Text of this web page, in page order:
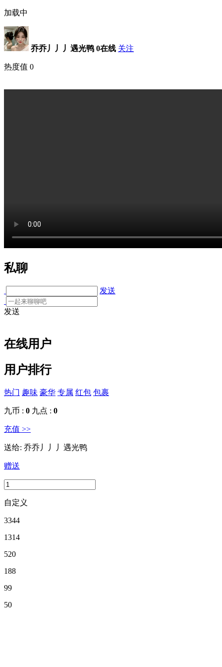
加载中
乔乔丿丿丿遇光鸭 0在线 关注
热度值 0
私聊
发送
发送
在线用户
用户排行
热门 趣味 豪华 专属 红包 包裹
九币 : 0 九点 : 0
充值 >>
送给: 乔乔丿丿丿遇光鸭
赠送
自定义
3344
1314
520
188
99
50